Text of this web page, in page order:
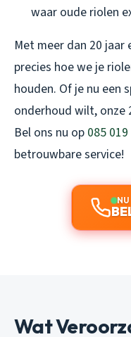
waar oude riolen
Met meer dan 20
precies hoe we je
houden. Of je nu een
onderhoud wilt, onze
Bel ons nu op 085
betrouwbare service!
Wat